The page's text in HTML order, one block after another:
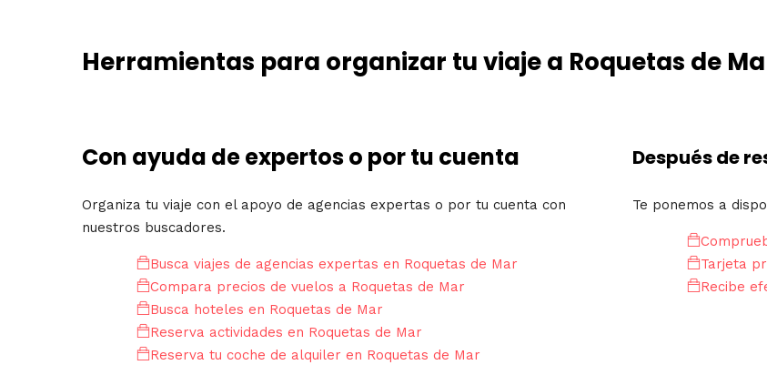
Herramientas para organizar tu viaje a Roquetas de
Con ayuda de expertos o por tu cuenta
Organiza tu viaje con el apoyo de agencias expertas o por tu cuenta con
nuestros buscadores.
Busca viajes de agencias expertas en Roquetas de Mar
Compara precios de vuelos a Roquetas de Mar
Busca hoteles en Roquetas de Mar
Reserva actividades en Roquetas de Mar
Reserva tu coche de alquiler en Roquetas de Mar
Después de
Te ponemos a
Tarjeta
Recibe